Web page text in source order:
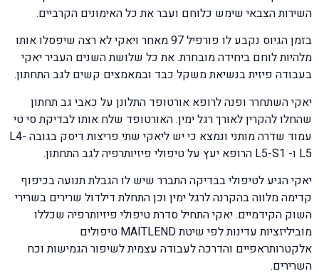
השירות הצבאי שימש כלוחם ועבר את כל האימונים הקרביים.
בזמן הגיוס נקבע לו פורפיל 97 מאחר ויאקי לא רצה שיפסלו אותו
מלהיות לוחם ביחידה מובחרת. את כל שלושת השנים העביר יאקי
בעבודה פיזית בנשיאת משקל כבד ובמאמצים קשים לגב התחתון.
יאקי השתחרר ופנה לרופא אורטופד התלונן על כאבי גב תחתון
שהחלו להקרין לאורך רגל ימין. האורטופד שלח אותו לבדיקת סי טי
עמוד שדרה מותני ונמצא כי יש ליאקי שתי פריצות דיסק בגובה L4-
L5 ו- L5-S1 הרופא יעץ על טיפולי פיזיותרפיה לגב התחתון.
יאקי הגיע לטיפולי בבדיקה התברר שיש לו הגבלת תנועה בכיפוף
קדימה מלווה בהקרנה לרגל ימין וכן התחלת דילדול שרירים בשרירי
השוק הקידמיים. יאקי התחיל סדרת טיפולי פיזיותרפיה שכללו
מוביליזציות עדינות לפי שיטת MAITLEND טיפולים
אלקטרותראפיים והדרכה לעבודה עצמית לשיפור הגמישות וכח
השרירים.